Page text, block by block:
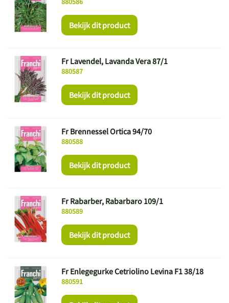
Bekijk dit product
880587
Fr Lavendel, Lavanda Vera 87/1
Bekijk dit product
880588
Fr Brennessel Ortica 94/70
Bekijk dit product
880589
Fr Rabarber, Rabarbaro 109/1
Bekijk dit product
880591
Fr Enlegegurke Cetriolino Levina F1 38/18